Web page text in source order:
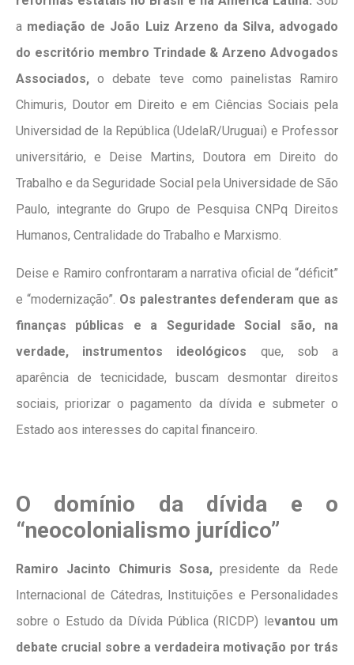
a mediação de João Luiz Arzeno da Silva, advogado
do escritório membro Trindade & Arzeno Advogados
Associados, o debate teve como painelistas Ramiro
Chimuris, Doutor em Direito e em Ciências Sociais pela
Universidad de la República (UdelaR/Uruguai) e Professor
universitário, e Deise Martins, Doutora em Direito do
Trabalho e da Seguridade Social pela Universidade de São
Paulo, integrante do Grupo de Pesquisa CNPq Direitos
Humanos, Centralidade do Trabalho e Marxismo.
Deise e Ramiro confrontaram a narrativa oficial de “déficit”
e “modernização”. Os palestrantes defenderam que as
finanças públicas e a Seguridade Social são, na
verdade, instrumentos ideológicos que, sob a
aparência de tecnicidade, buscam desmontar direitos
sociais, priorizar o pagamento da dívida e submeter o
Estado aos interesses do capital financeiro.
O domínio da dívida e o
“neocolonialismo jurídico”
Ramiro Jacinto Chimuris Sosa,presidente da Rede
Internacional de Cátedras, Instituições e Personalidades
sobre o Estudo da Dívida Pública (RICDP) levantou um
debate crucial sobre a verdadeira motivação por trás